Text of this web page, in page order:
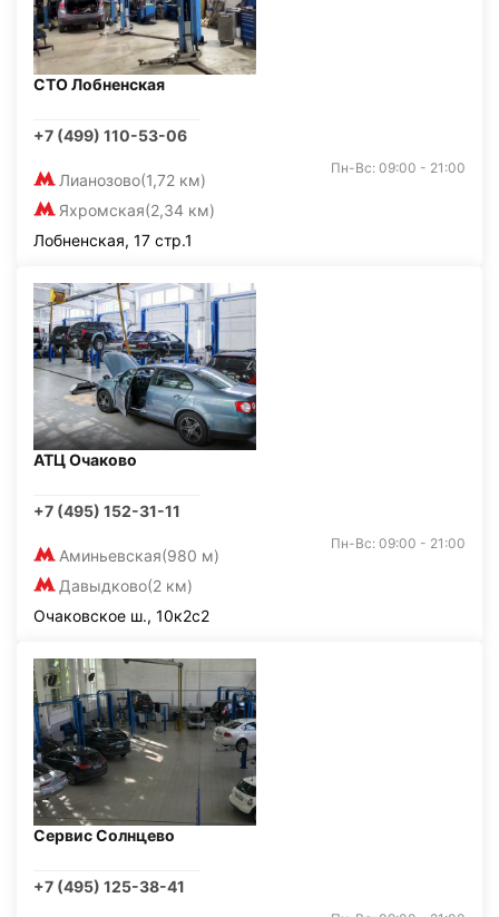
СТО Лобненская
+7 (499) 110-53-06
Лианозово(1,72 км)
Яхромская(2,34 км)
Пн-Вс: 09:00 - 21:00
Лобненская, 17 стр.1
АТЦ Очаково
+7 (495) 152-31-11
Аминьевская(980 м)
Давыдково(2 км)
Пн-Вс: 09:00 - 21:00
Очаковское ш., 10к2с2
Сервис Солнцево
+7 (495) 125-38-41